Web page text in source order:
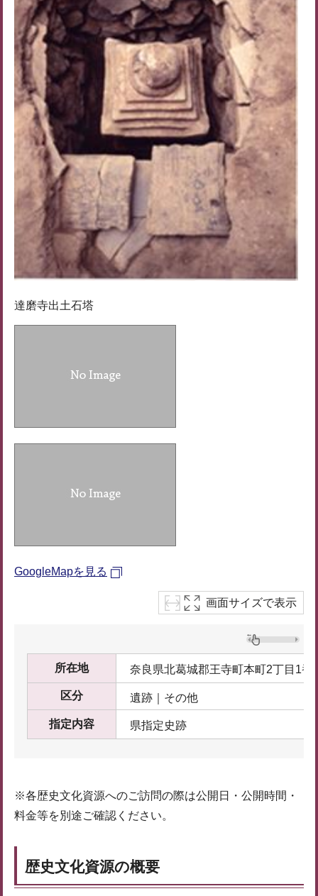
達磨寺出土石塔
GoogleMapを見る
画面サイズで表示
所在地 奈良県北葛城郡王寺町本町2丁目1番
区分 遺跡｜その他
指定内容 県指定史跡
※各歴史文化資源へのご訪問の際は公開日・公開時間・
料金等を別途ご確認ください。
歴史文化資源の概要